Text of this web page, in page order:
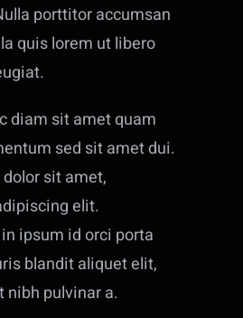
porttitor accumsan
quis lorem ut libero
diam sit amet quam
sed sit amet dui.
sit amet,
elit.
ipsum id orci porta
blandit aliquet elit,
pulvinar a.